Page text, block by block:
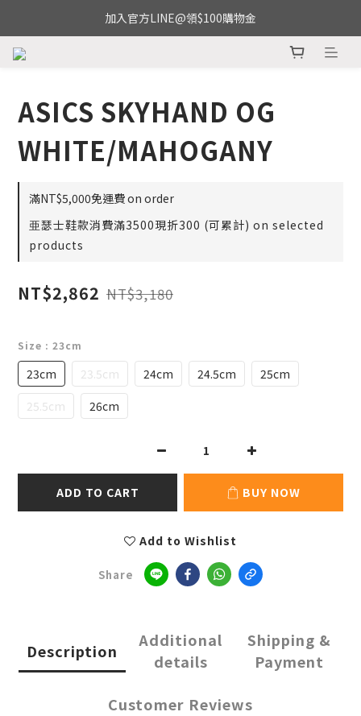
加入官方LINE@領$100購物金
ASICS SKYHAND OG
WHITE/MAHOGANY
滿NT$5,000免運費 on order
亜瑟士鞋款消費滿3500現折300 (可累計) on selected
products
NT$2,862 NT$3,180
Size : 23cm
23cm 23.5cm 24cm 24.5cm
25cm
25.5cm
26cm
ADD TO CART BUY NOW
Add to Wishlist
Share
Description
Additional
details
Shipping &
Payment
Customer Reviews